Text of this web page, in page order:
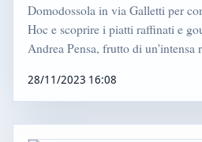
Domodossola in via Galletti per
Hoc e scoprire i piatti raffinati e
Andrea Pensa, frutto di un'intensa
28/11/2023 16:08